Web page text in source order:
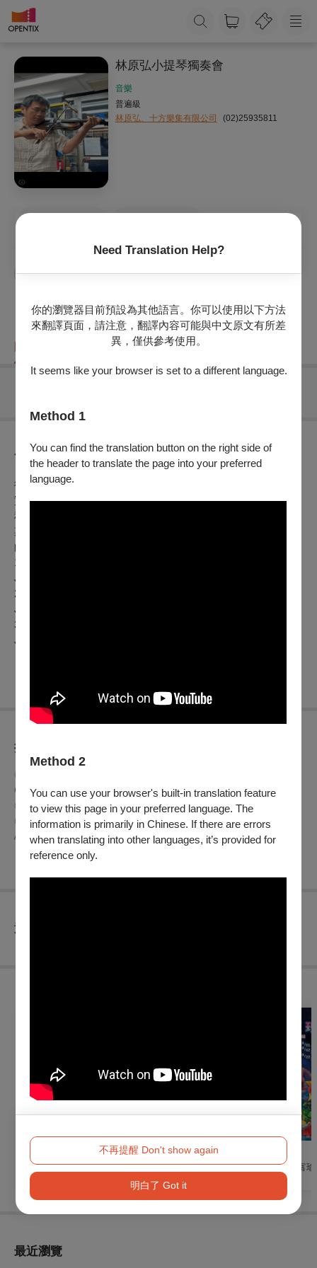
Need Translation Help?
你的瀏覽器目前預設為其他語言。你可以使用以下方法
來翻譯頁面，請注意，翻譯內容可能與中文原文有所差
異，僅供參考使用。
It seems like your browser is set to a different language.
Method 1
You can find the translation button on the right side of
the header to translate the page into your preferred
language.
Method 2
You can use your browser's built-in translation feature
to view this page in your preferred language. The
information is primarily in Chinese. If there are errors
when translating into other languages, it’s provided for
reference only.
不再提醒 Don't show again
明白了 Got it
林原弘小提琴獨奏會
音樂
普遍級
林原弘、十方樂集有限公司
(02)25935811
林原弘 十方音樂劇場 巴赫小提琴無伴奏
購票資訊 節目介紹 折扣方案 重要須知
節目介紹
從巴赫無伴奏小提琴的作品中，感受音樂的寬厚和深邃。從樸
實溫暖的演奏中，尋找心靈的感動。音樂如同一段又一段的旅
程，在時間的流逝中，我們似乎能夠體會到某種人生的道理。
期待您，前來聆聽這場音樂會。
曲目:
1.巴赫：G小調第一號無伴奏小提琴奏鳴曲，作品 1001
J.S.Bach: Solo Sonata for violin No.1 in G minor，BWV 1001
2.巴赫：C大調第三號無伴奏小提琴組曲，作品 1005
J.S.Bach: Solo Sonata for violin No.3 in C major，BWV 1005
3.巴赫：D小調第二號無伴奏小提琴組曲，作品1004
J.S.Bach: Solo Partita for violin No.2 in D minor，BWV 1004
折扣方案
◎學生購票享5折
◎兩廳院會員購票享9折
◎65歲以上長者購票享5折（入場需出示有效證件）
◎身心障礙人士及陪同者1名購票享5折優待，入場時應出示身
心障礙手冊，陪同者與身障者需同時入場
退換須知
國光劇團2026《永恆
時尚：小雪》演出
戲劇
果陀劇場《Crash,
Boom Boom Love!》
演唱會音樂劇
《時空玫瑰》富瑜
子音樂劇場
最近瀏覽